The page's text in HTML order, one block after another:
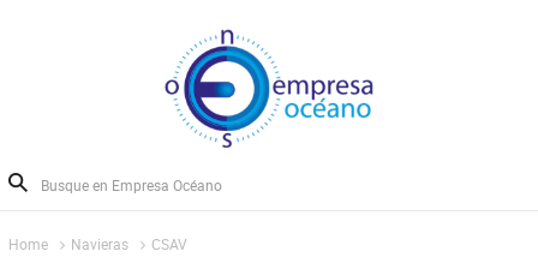
Home Navieras CSAV